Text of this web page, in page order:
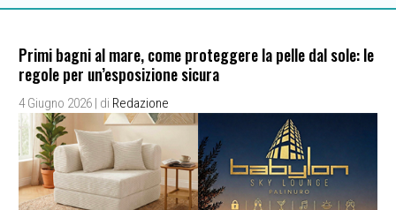
Primi bagni al mare, come proteggere la pelle dal sole: le
regole per un’esposizione sicura
4 Giugno 2026 | di Redazione